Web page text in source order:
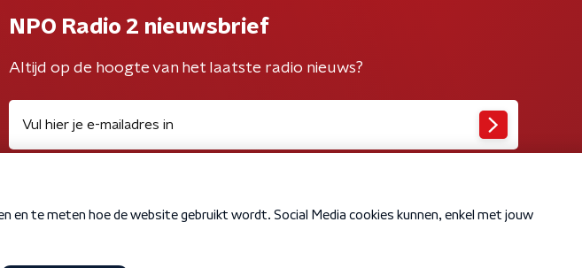
NPO Radio 2 nieuwsbrief
Altijd op de hoogte van het laatste radio nieuws?